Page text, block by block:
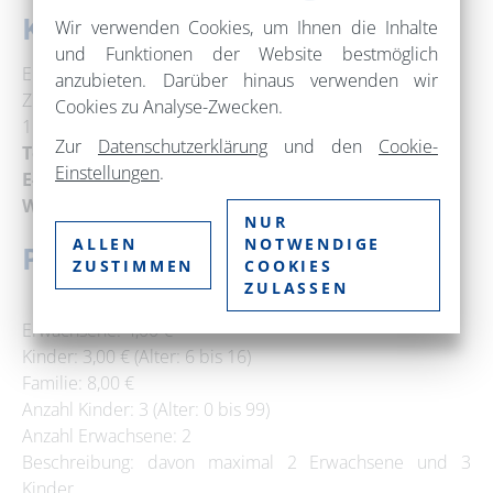
Kontakt
Eiszeitmuseum Ziethen
Zur Mühle 51
16247 Ziethen
Telefon:
+49 1573 13590234
E-Mail:eiszeit-ziethen@gmx.de
Web:
www.geopark-eiszeitland.de
Preise
Erwachsene: 4,00 €
Kinder: 3,00 € (Alter: 6 bis 16)
Familie: 8,00 €
Anzahl Kinder: 3 (Alter: 0 bis 99)
Anzahl Erwachsene: 2
Beschreibung: davon maximal 2 Erwachsene und 3
Wir verwenden Cookies, um Ihnen die Inhalte
und Funktionen der Website bestmöglich
anzubieten. Darüber hinaus verwenden wir
Cookies zu Analyse-Zwecken.
Zur Datenschutzerklärung und den Cookie-
Einstellungen.
ALLEN
ZUSTIMMEN
NUR
NOTWENDIGE
COOKIES
ZULASSEN